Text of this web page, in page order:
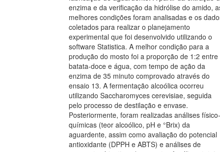
enzima e da verificação da hidrólise do amido,
melhores condições foram analisadas e os
coletados para realizar o planejamento
experimental que foi desenvolvido utilizando o
software Statistica. A melhor condição para a
produção do mosto foi a proporção de 1:2 entre
batata-doce e água, com tempo de ação da
enzima de 35 minuto comprovado através do
ensaio 13. A fermentação alcoólica ocorreu
utilizando Saccharomyces cerevisiae, seguida
pelo processo de destilação e envase.
Posteriormente, foram realizadas análises físico-
químicas (teor alcoólico, pH e °Brix) da
aguardente, assim como avaliação do potencial
antioxidante (DPPH e ABTS) e análises de